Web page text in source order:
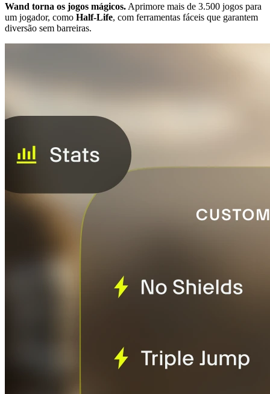
Wand torna os jogos mágicos. Aprimore mais de 3.500 jogos para
um jogador, como Half-Life, com ferramentas fáceis que garantem
diversão sem barreiras.